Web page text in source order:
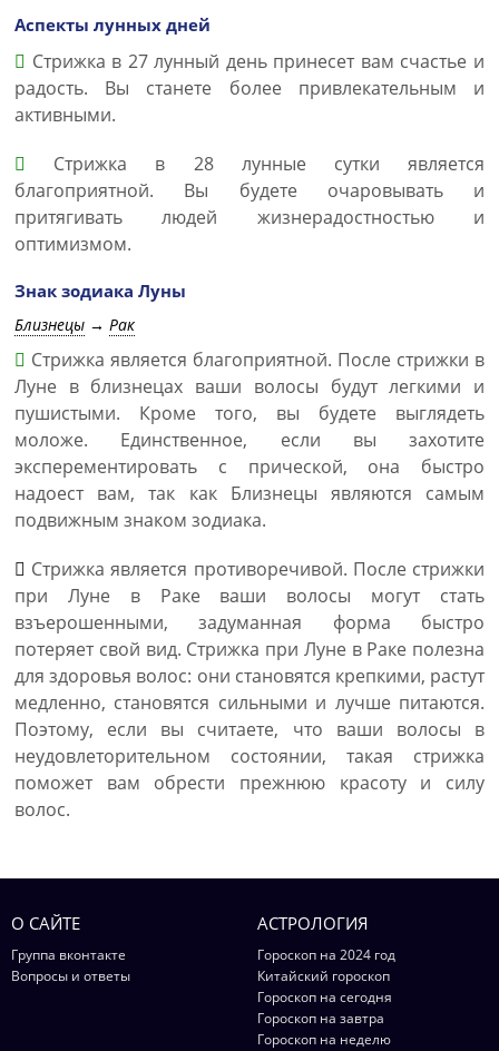
Аспекты лунных дней
Стрижка в 27 лунный день принесет вам счастье и
радость. Вы станете более привлекательным и
активными.
Стрижка в 28 лунные сутки является
благоприятной. Вы будете очаровывать и
притягивать людей жизнерадостностью и
оптимизмом.
Знак зодиака Луны
Близнецы → Рак
Стрижка является благоприятной. После стрижки в
Луне в близнецах ваши волосы будут легкими и
пушистыми. Кроме того, вы будете выглядеть
моложе. Единственное, если вы захотите
эксперементировать с прической, она быстро
надоест вам, так как Близнецы являются самым
подвижным знаком зодиака.
Стрижка является противоречивой. После стрижки
при Луне в Раке ваши волосы могут стать
взъерошенными, задуманная форма быстро
потеряет свой вид. Стрижка при Луне в Раке полезна
для здоровья волос: они становятся крепкими, растут
медленно, становятся сильными и лучше питаются.
Поэтому, если вы считаете, что ваши волосы в
неудовлеторительном состоянии, такая стрижка
поможет вам обрести прежнюю красоту и силу
волос.
О САЙТЕ
Группа вконтакте
Вопросы и ответы
АСТРОЛОГИЯ
Гороскоп на 2024 год
Китайский гороскоп
Гороскоп на сегодня
Гороскоп на завтра
Гороскоп на неделю